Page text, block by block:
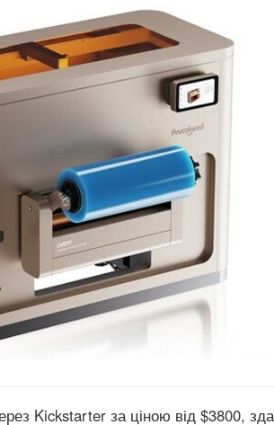
Kickstarter за ціною від $3800,